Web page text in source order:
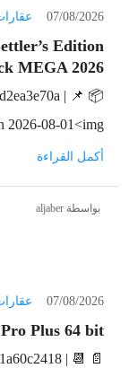
07/08/2026
Edition
MEGA 2026
| 📌
2026-08-01<img...
أكمل القراءة
بواسطة aljaber
07/08/2026
Plus 64 bit
| 📆